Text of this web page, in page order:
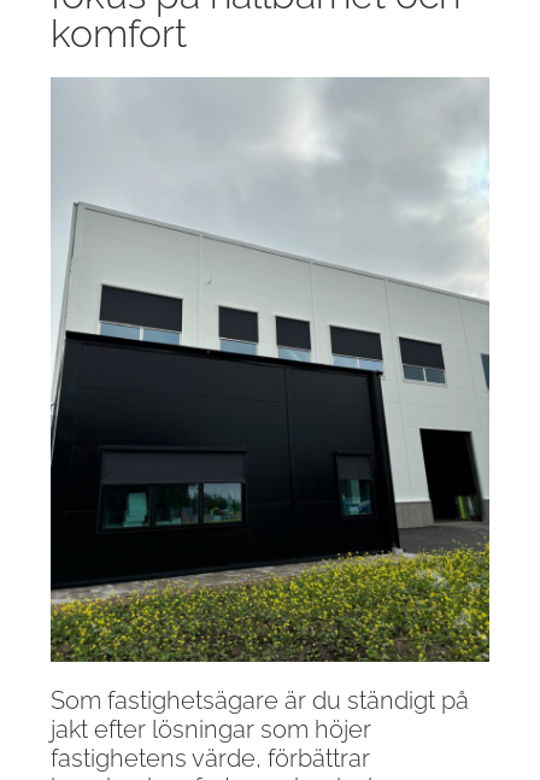
komfort
Som fastighetsägare är du ständigt på
jakt efter lösningar som höjer
fastighetens värde, förbättrar